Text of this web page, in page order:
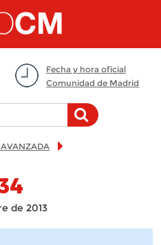
Fecha y hora oficial
Comunidad de Madrid
de 2013